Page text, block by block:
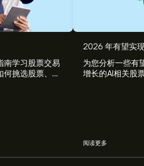
南学习股票交易
挑选股票、管
2026 年有望实
为您分析一些有
增长的AI相关股
阅读更多